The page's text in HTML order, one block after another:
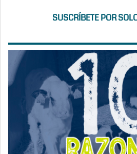
SUSCRÍBETE POR